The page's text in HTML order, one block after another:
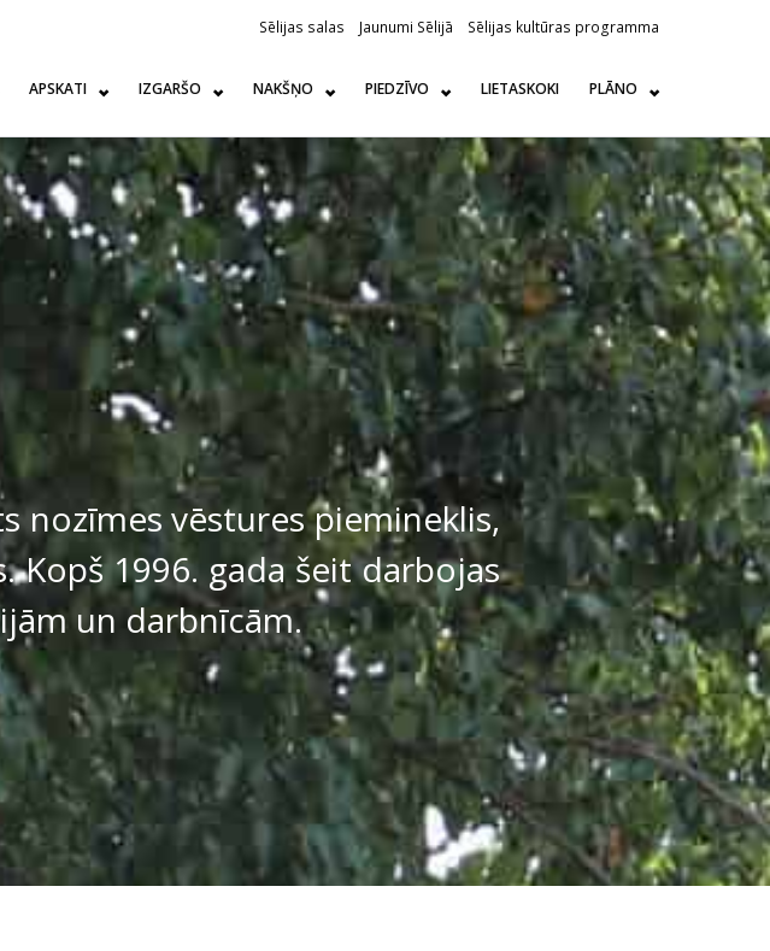
Sēlijas salas Jaunumi Sēlijā Sēlijas kultūras programma
APSKATI IZGARŠO NAKŠŅO PIEDZĪVO LIETASKOKI PLĀNO
nozīmes vēstures piemineklis,
Kopš 1996. gada šeit darbojas
un darbnīcām.